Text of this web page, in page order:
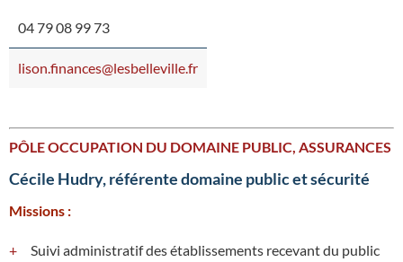
04 79 08 99 73
lison.finances@lesbelleville.fr
PÔLE OCCUPATION DU DOMAINE PUBLIC, ASSURANCES
Cécile Hudry, référente domaine public et sécurité
Missions :
Suivi administratif des établissements recevant du public